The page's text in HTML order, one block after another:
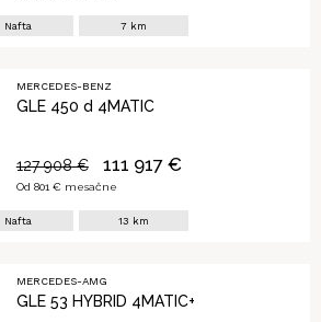
Nafta 7km
MERCEDES-BENZ
GLE 450 d 4MATIC
Nafta 13 km
127 908€ 111 917€
Od 801 € mesačne
MERCEDES-AMG
GLE 53 HYBRID 4MATIC+